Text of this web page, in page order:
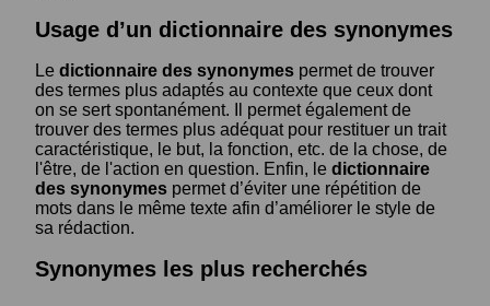
Usage d’un dictionnaire des synonymes
Le dictionnaire des synonymes permet de trouver
des termes plus adaptés au contexte que ceux dont
on se sert spontanément. Il permet également de
trouver des termes plus adéquat pour restituer un trait
caractéristique, le but, la fonction, etc. de la chose, de
l'être, de l'action en question. Enfin, le dictionnaire
des synonymes permet d’éviter une répétition de
mots dans le même texte afin d’améliorer le style de
sa rédaction.
Synonymes les plus recherchés